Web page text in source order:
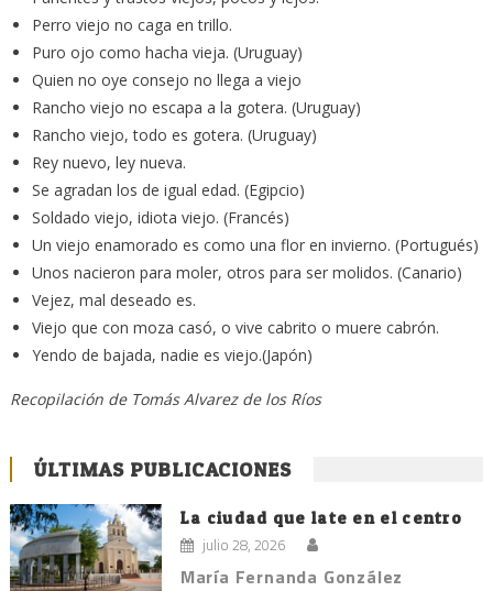
Perro viejo no caga en trillo.
Puro ojo como hacha vieja. (Uruguay)
Quien no oye consejo no llega a viejo
Rancho viejo no escapa a la gotera. (Uruguay)
Rancho viejo, todo es gotera. (Uruguay)
Rey nuevo, ley nueva.
Se agradan los de igual edad. (Egipcio)
Soldado viejo, idiota viejo. (Francés)
Un viejo enamorado es como una flor en invierno. (Portugués)
Unos nacieron para moler, otros para ser molidos. (Canario)
Vejez, mal deseado es.
Viejo que con moza casó, o vive cabrito o muere cabrón.
Yendo de bajada, nadie es viejo.(Japón)
Recopilación de Tomás Alvarez de los Ríos
ÚLTIMAS PUBLICACIONES
La ciudad que late en el centro
julio 28, 2026
María Fernanda González